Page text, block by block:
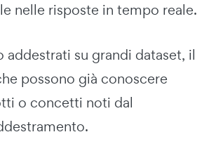
nelle risposte in tempo reale.
addestrati su grandi dataset, il
possono già conoscere
o concetti noti dal